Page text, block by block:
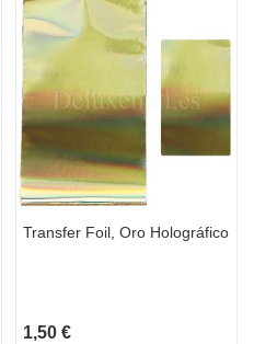
Transfer Foil, Oro Holográfico
1,50 €